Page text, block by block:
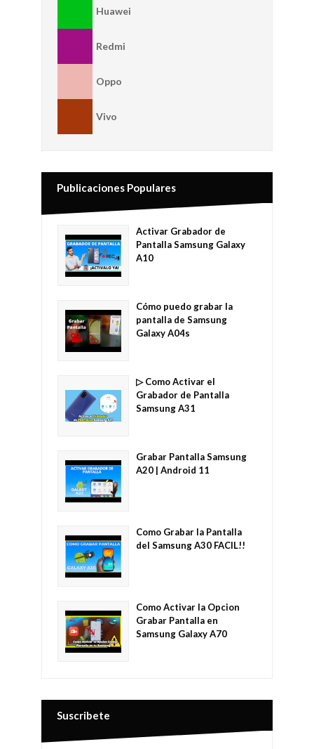
Huawei
Redmi
Oppo
Vivo
Publicaciones Populares
Activar Grabador de
Pantalla Samsung Galaxy
A10
Cómo puedo grabar la
pantalla de Samsung
Galaxy A04s
▷ Como Activar el
Grabador de Pantalla
Samsung A31
Grabar Pantalla Samsung
A20 | Android 11
Como Grabar la Pantalla
del Samsung A30 FACIL!!
Como Activar la Opcion
Grabar Pantalla en
Samsung Galaxy A70
Suscribete